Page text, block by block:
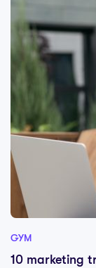
GYM
10 marketing